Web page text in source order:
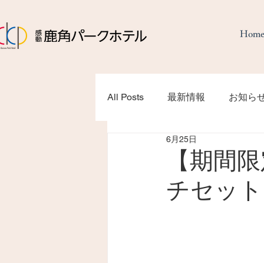
Home
All Posts 最新情報 お知ら
【期間
チセッ
6月25日